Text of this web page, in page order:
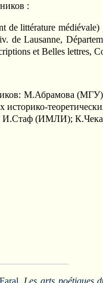
:
de littérature
de Lausanne,
et Belles lettres,
И.Стаф (ИМЛИ);